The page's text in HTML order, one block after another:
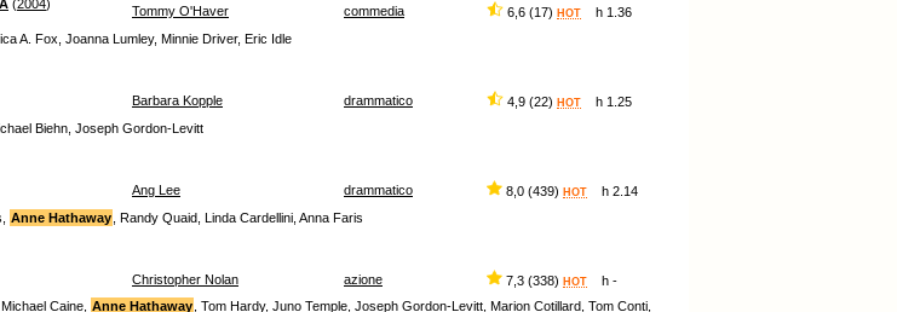
(2004)
Tommy O'Haver commedia 6,6 (17) HOT h 1.36
A. Fox, Joanna Lumley, Minnie Driver, Eric Idle
Barbara Kopple drammatico 4,9 (22) HOT h 1.25
Biehn, Joseph Gordon-Levitt
Ang Lee drammatico 8,0 (439) HOT h 2.14
Anne Hathaway , Randy Quaid, Linda Cardellini, Anna Faris
Christopher Nolan azione 7,3 (338) HOT h -
Caine, Anne Hathaway , Tom Hardy, Juno Temple, Joseph Gordon-Levitt, Marion Cotillard, Tom Conti,